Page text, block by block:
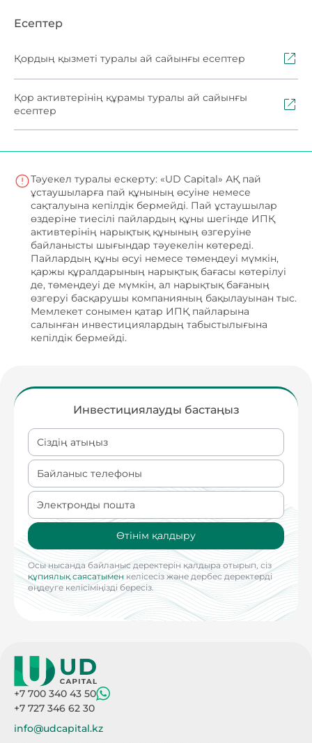
Есептер
Қордың қызметі туралы ай сайынғы есептер
Қор активтерінің құрамы туралы ай сайынғы
есептер
Тәуекел туралы ескерту: «UD Capital» АҚ пай
ұстаушыларға пай құнының өсуіне немесе
сақталуына кепілдік бермейді. Пай ұстаушылар
өздеріне тиесілі пайлардың құны шегінде ИПҚ
активтерінің нарықтық құнының өзгеруіне
байланысты шығындар тәуекелін көтереді.
Пайлардың құны өсуі немесе төмендеуі мүмкін,
қаржы құралдарының нарықтық бағасы көтерілуі
де, төмендеуі де мүмкін, ал нарықтық бағаның
өзгеруі басқарушы компанияның бақылауынан тыс.
Мемлекет сонымен қатар ИПҚ пайларына
салынған инвестициялардың табыстылығына
кепілдік бермейді.
Инвестициялауды бастаңыз
Сіздің атыңыз
Байланыс телефоны
Электронды пошта
Өтінім қалдыру
Осы нысанда байланыс деректерін қалдыра отырып, сіз
құпиялық саясатымен келісесіз және дербес деректерді
өңдеуге келісіміңізді бересіз.
+7 700 340 43 50
+7 727 346 62 30
info@udcapital.kz